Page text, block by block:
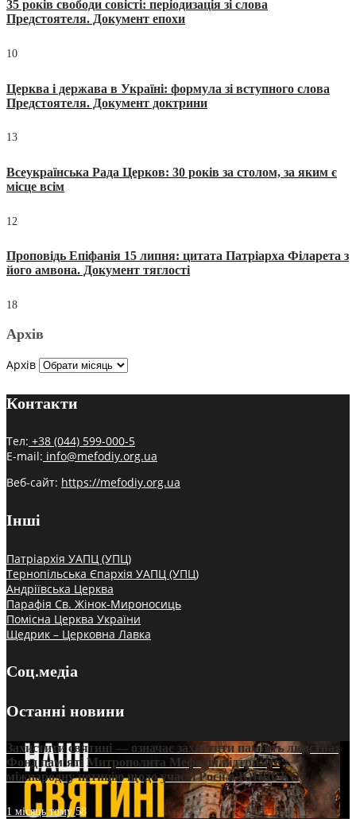
35 років свободи совісті: періодизація зі слова
Предстоятеля. Документ епохи
10
Церква і держава в Україні: формула зі вступного слова
Предстоятеля. Документ доктрини
13
Всеукраїнська Рада Церков: 30 років за столом, за яким є
місце всім
12
Проповідь Епіфанія 15 липня: цитата Патріарха Філарета з
його амвона. Документ тяглості
18
Архів
Архів
Контакти
Тел: +38 (044) 599-000-5
E-mail: info@mefodiy.org.ua
Веб-сайт: https://mefodiy.org.ua
Інші
Патріархія УАПЦ (УПЦ)
Тернопільська Єпархія УАПЦ (УПЦ)
Андріївська Церква
Парафія Св. Жінок-Мироносиць
Помісна Церква України
Щедрик – Церковна Лавка
Соц.медіа
Останні новини
Захистити святині — означає захистити пам’ять людства:
Фонд пам’яті Митрополита Мефодія підтримує
міжнародну петицію щодо участі Росії в ЮНЕСКО
1 місяць тому58